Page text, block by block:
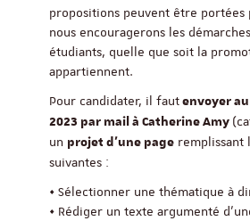
propositions peuvent être portées
nous encouragerons les
étudiants, quelle que soit la
appartiennent.
Pour candidater, il fautenvoyer
2023 par mail à Catherine Amy
un projet d’une page remplissant
suivantes :
• Sélectionner une thématique à
• Rédiger un texte argumenté